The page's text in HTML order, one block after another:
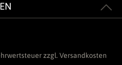
zzgl. Versandkosten